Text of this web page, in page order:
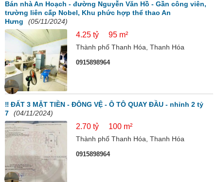
Bán nhà An Hoạch - đường Nguyễn Văn Hồ - Gần công viên,
trường liên cấp Nobel, Khu phức hợp thể thao An
Hưng
(05/11/2024)
4.25 tỷ 95 m²
Thành phố Thanh Hóa, Thanh Hóa
0915898964
‼️ ĐẤT 3 MẶT TIỀN - ĐÔNG VỆ - Ô TÔ QUAY ĐẦU - nhỉnh 2 tỷ
7
(04/11/2024)
2.70 tỷ 100 m²
Thành phố Thanh Hóa, Thanh Hóa
0915898964